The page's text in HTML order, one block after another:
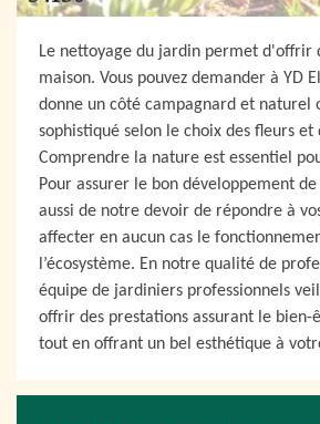
Le nettoyage du jardin permet d'offrir
maison. Vous pouvez demander à YD
donne un côté campagnard et naturel
sophistiqué selon le choix des fleurs et
Comprendre la nature est essentiel
Pour assurer le bon développement
aussi de notre devoir de répondre à
affecter en aucun cas le
l’écosystème. En notre qualité de
équipe de jardiniers professionnels
offrir des prestations assurant le bien-
tout en offrant un bel esthétique à